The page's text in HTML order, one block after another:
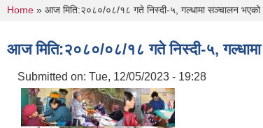
You are here
Home » आज मिति:२०८०/०८/१८ गते निस्दी-५, गल्धामा सञ्चालन भएको
आज मिति:२०८०/०८/१८ गते निस्दी-५,
Submitted on: Tue, 12/05/2023 - 19:28